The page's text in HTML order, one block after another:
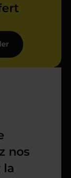
nos
la